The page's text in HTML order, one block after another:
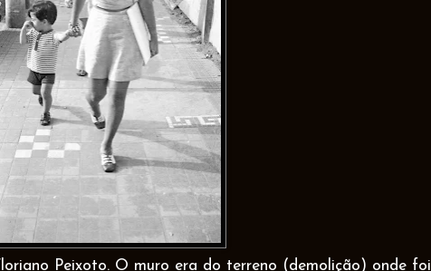
Peixoto. O muro era do terreno (demolição) onde foi